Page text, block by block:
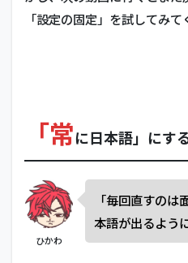
「設定の固定」を試してみて
「常に日本語」にす
ひかわ
「毎回直すの
本語が出るよう